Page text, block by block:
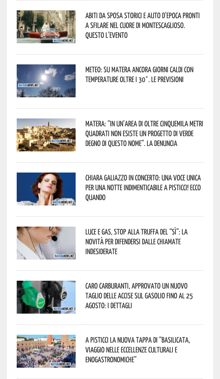
Abiti da sposa storici e auto d’epoca pronti
a sfilare nel cuore di Montescaglioso.
Questo l’evento
Meteo: su Matera ancora giorni caldi con
temperature oltre i 30°. Le previsioni
Matera: “In un’area di oltre cinquemila metri
quadrati non esiste un progetto di verde
degno di questo nome”. La denuncia
Chiara Galiazzo in concerto: una voce unica
per una notte indimenticabile a Pisticci! Ecco
quando
Luce e gas, stop alla truffa del “Sì”: la
novità per difendersi dalle chiamate
indesiderate
Caro carburanti, approvato un nuovo
taglio delle accise sul gasolio fino al 25
agosto: i dettagli
A Pisticci la nuova tappa di “Basilicata,
viaggio nelle eccellenze culturali e
enogastronomiche”